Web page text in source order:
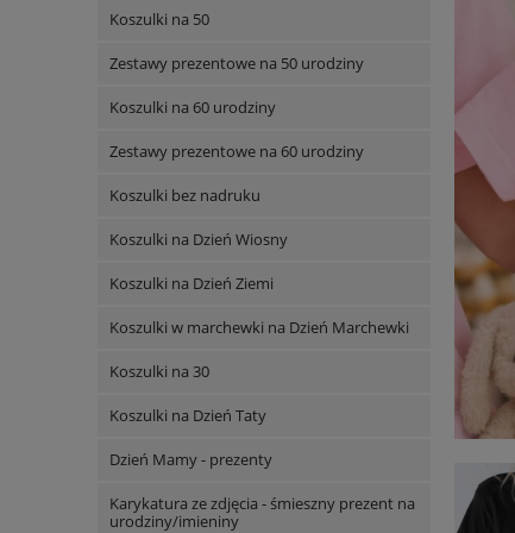
Koszulki na 50
Zestawy prezentowe na 50 urodziny
Koszulki na 60 urodziny
Zestawy prezentowe na 60 urodziny
Koszulki bez nadruku
Koszulki na Dzień Wiosny
Koszulki na Dzień Ziemi
Koszulki w marchewki na Dzień Marchewki
Koszulki na 30
Koszulki na Dzień Taty
Dzień Mamy - prezenty
Karykatura ze zdjęcia - śmieszny prezent na
urodziny/imieniny